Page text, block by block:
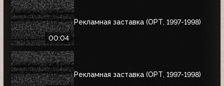
00:04
Рекламная заставка (ОРТ, 1997-1998)
Рекламная заставка (ОРТ, 1997-1998)